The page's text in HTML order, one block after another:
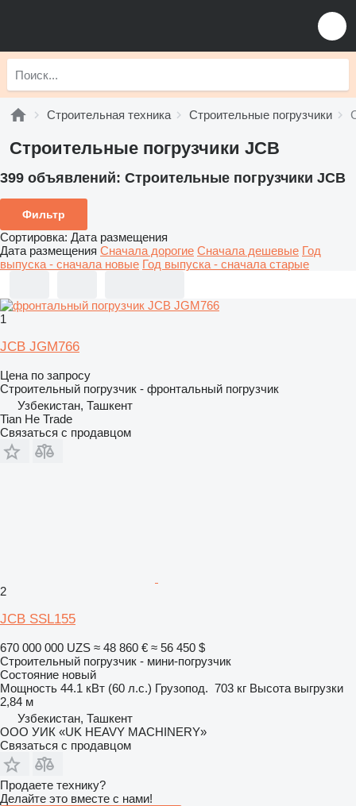
Строительная техника Строительные погрузчики
Строительные погрузчики JCB
399 объявлений: Строительные погрузчики JCB
Фильтр
Сортировка: Дата размещения
Дата размещения Сначала дорогие Сначала дешевые Год
выпуска - сначала новые Год выпуска - сначала старые
1
JCB JGM766
Цена по запросу
Строительный погрузчик - фронтальный погрузчик
Узбекистан, Ташкент
Tian He Trade
Связаться с продавцом
2
JCB SSL155
670 000 000 UZS ≈ 48 860 € ≈ 56 450 $
Строительный погрузчик - мини-погрузчик
Состояние новый
Мощность 44.1 кВт (60 л.с.) Грузопод. 703 кг Высота выгрузки
2,84 м
Узбекистан, Ташкент
ООО УИК «UK HEAVY MACHINERY»
Связаться с продавцом
Продаете технику?
Делайте это вместе с нами!